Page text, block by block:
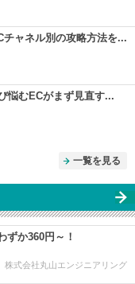
ャネル別の攻略方法を...
悩むECがまず見直す...
一覧を見る
ずか360円～！
株式会社丸山エンジニアリング